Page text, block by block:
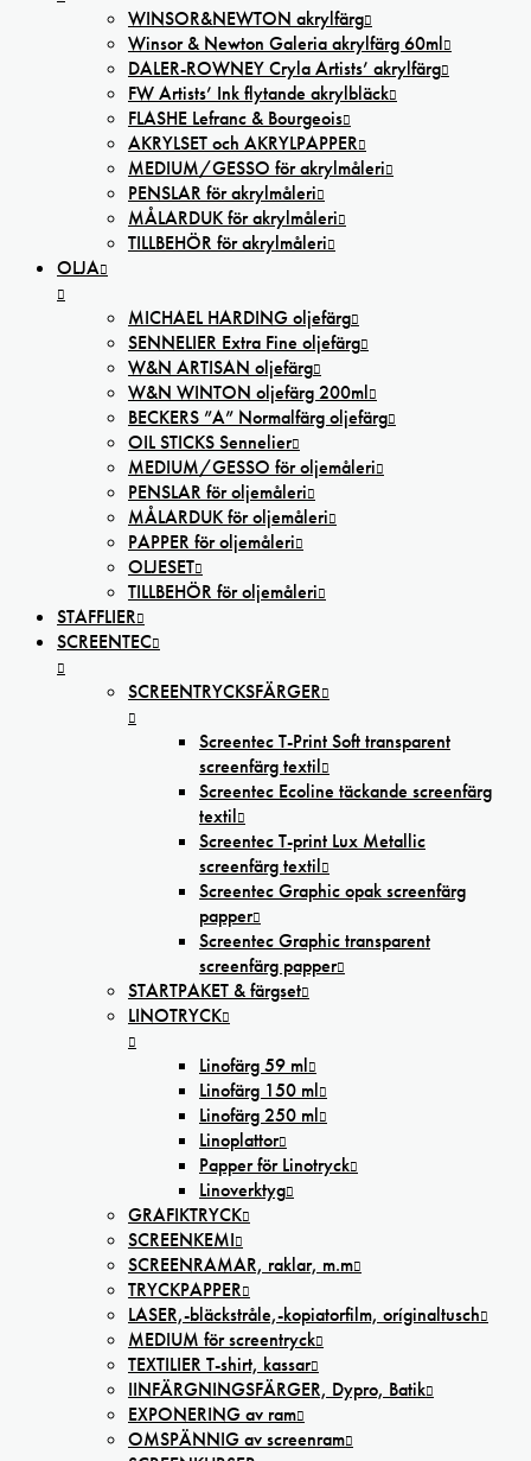
WINSOR&NEWTON akrylfärg
Winsor & Newton Galeria akrylfärg 60ml
DALER-ROWNEY Cryla Artists’ akrylfärg
FW Artists’ Ink flytande akrylbläck
FLASHE Lefranc & Bourgeois
AKRYLSET och AKRYLPAPPER
MEDIUM/GESSO för akrylmåleri
PENSLAR för akrylmåleri
MÅLARDUK för akrylmåleri
TILLBEHÖR för akrylmåleri
OLJA
MICHAEL HARDING oljefärg
SENNELIER Extra Fine oljefärg
W&N ARTISAN oljefärg
W&N WINTON oljefärg 200ml
BECKERS ”A” Normalfärg oljefärg
OIL STICKS Sennelier
MEDIUM/GESSO för oljemåleri
PENSLAR för oljemåleri
MÅLARDUK för oljemåleri
PAPPER för oljemåleri
OLJESET
TILLBEHÖR för oljemåleri
STAFFLIER
SCREENTEC
SCREENTRYCKSFÄRGER
Screentec T-Print Soft transparent
screenfärg textil
Screentec Ecoline täckande screenfärg
textil
Screentec T-print Lux Metallic
screenfärg textil
Screentec Graphic opak screenfärg
papper
Screentec Graphic transparent
screenfärg papper
STARTPAKET & färgset
LINOTRYCK
Linofärg 59 ml
Linofärg 150 ml
Linofärg 250 ml
Linoplattor
Papper för Linotryck
Linoverktyg
GRAFIKTRYCK
SCREENKEMI
SCREENRAMAR, raklar, m.m
TRYCKPAPPER
LASER,-bläckstråle,-kopiatorfilm, oríginaltusch
MEDIUM för screentryck
TEXTILIER T-shirt, kassar
IINFÄRGNINGSFÄRGER, Dypro, Batik
EXPONERING av ram
OMSPÄNNIG av screenram